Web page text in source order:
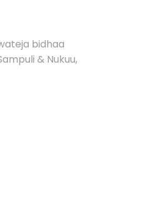
bidhaa
& Nukuu,